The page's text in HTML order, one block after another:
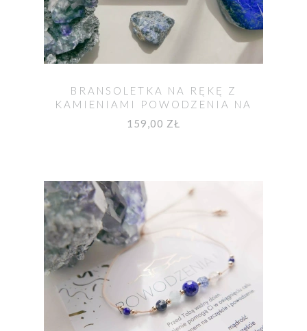
BRANSOLETKA NA RĘKĘ Z
KAMIENIAMI POWODZENIA NA
EGZAMIN
159,00 ZŁ